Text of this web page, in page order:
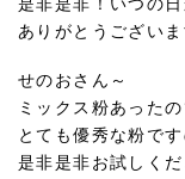
是非是非！いつの
ありがとうございま
せのおさん～
ミックス粉あったの
とても優秀な粉です
是非是非お試しくだ